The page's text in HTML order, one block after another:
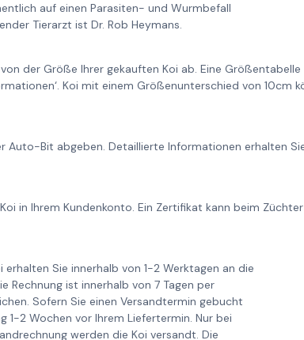
auf einen Parasiten- und Wurmbefall
Tierarzt ist Dr. Rob Heymans.
der Größe Ihrer gekauften Koi ab. Eine Größentabelle
Koi mit einem Größenunterschied von 10cm
Auto-Bit abgeben. Detaillierte Informationen erhalten
in Ihrem Kundenkonto. Ein Zertifikat kann beim
Sie innerhalb von 1-2 Werktagen an die
Rechnung ist innerhalb von 7 Tagen per
Sofern Sie einen Versandtermin gebucht
1-2 Wochen vor Ihrem Liefertermin. Nur bei
werden die Koi versandt. Die